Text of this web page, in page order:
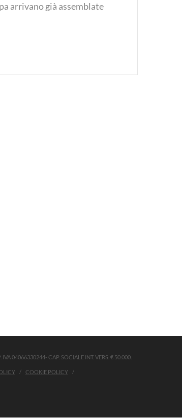
arrivano già assemblate
04066330244- CAP. SOCIALE INT. VERS. € 50.000.
COOKIE POLICY